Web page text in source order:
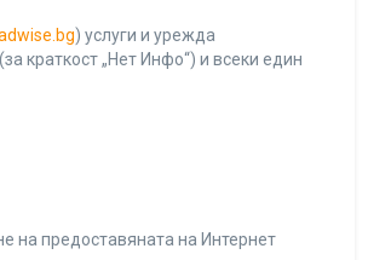
) услуги и урежда
краткост „Нет Инфо“) и всеки един
на предоставяната на Интернет